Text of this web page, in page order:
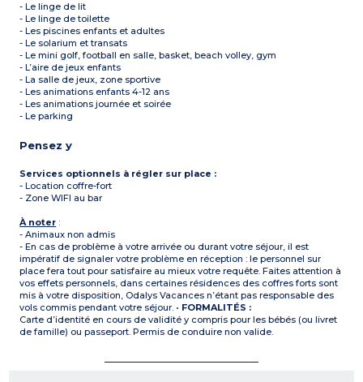
- Le linge de lit
- Le linge de toilette
- Les piscines enfants et adultes
- Le solarium et transats
- Le mini golf, football en salle, basket, beach volley, gym
- L’aire de jeux enfants
- La salle de jeux, zone sportive
- Les animations enfants 4-12 ans
- Les animations journée et soirée
- Le parking
Pensez y
Services optionnels à régler sur place :
- Location coffre-fort
- Zone WIFI au bar
À noter :
- Animaux non admis
- En cas de problème à votre arrivée ou durant votre séjour, il est
impératif de signaler votre problème en réception : le personnel sur
place fera tout pour satisfaire au mieux votre requête. Faites attention à
vos effets personnels, dans certaines résidences des coffres forts sont
mis à votre disposition, Odalys Vacances n’étant pas responsable des
vols commis pendant votre séjour. • FORMALITÉS :
Carte d’identité en cours de validité y compris pour les bébés (ou livret
de famille) ou passeport. Permis de conduire non valide.